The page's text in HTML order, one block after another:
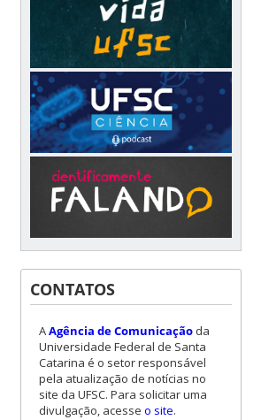
CONTATOS
AAgência de Comunicaçãoda
Universidade Federal de Santa
Catarina é o setor responsável
pela atualização de notícias no
site da UFSC. Para solicitar uma
divulgação, acesse o site.